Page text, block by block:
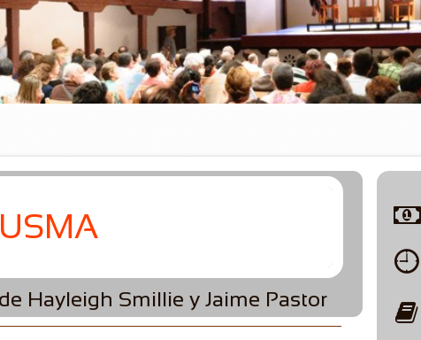



Hayleigh Smillie y Jaime Pastor